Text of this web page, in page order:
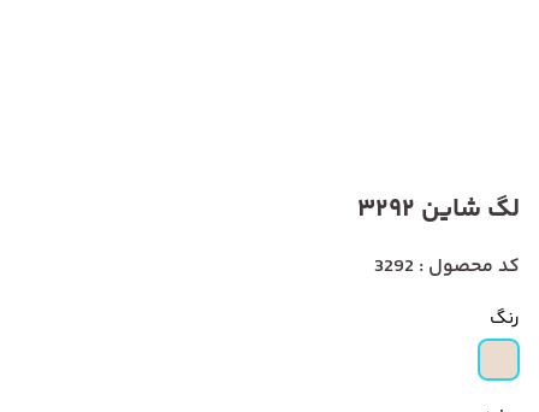
لگ شاین 3292
کد محصول : 3292
رنگ